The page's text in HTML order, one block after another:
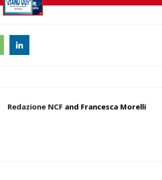
Redazione NCF and Francesca Morelli